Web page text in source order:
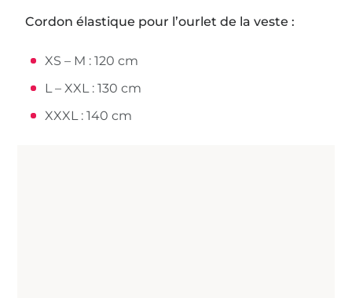
Cordon élastique pour l’ourlet de la veste :
XS – M : 120 cm
L – XXL : 130 cm
XXXL : 140 cm